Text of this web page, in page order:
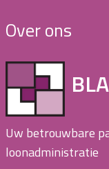
Over ons
Uw betrouwbare
loonadministratie